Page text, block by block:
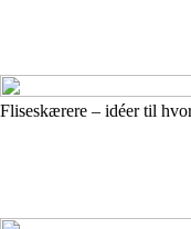
Fliseskærere – idéer til